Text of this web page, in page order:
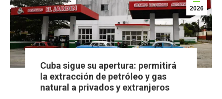
2026
Cuba sigue su apertura: permitirá
la extracción de petróleo y gas
natural a privados y extranjeros